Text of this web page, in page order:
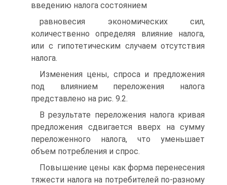
введению налога состоянием
равновесия экономических сил,
количественно определяя влияние налога,
или с гипотетическим случаем отсутствия
налога.
Изменения цены, спроса и предложения
под влиянием переложения налога
представлено на рис. 9.2.
В результате переложения налога кривая
предложения сдвигается вверх на сумму
переложенного налога, что уменьшает
объем потребления и спрос.
Повышение цены как форма перенесения
тяжести налога на потребителей по-разному